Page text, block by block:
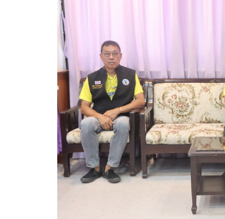
ประกาศจัดซื้อ-จัดจ้าง
ประกาศจัดซื้อ-จัดจ้างภาครัฐ
รายงานผู้ใช้บริการกล้อง CCTV
ข้อมูลการเลือกตั้ง
นโยบายคุ้มครองข้อมูลส่วนบุคคล
ผลงาน
มาตรฐานกำหนดตำแหน่ง
VDO Present